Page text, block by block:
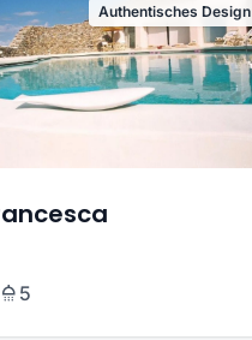
Authentisches Design
5